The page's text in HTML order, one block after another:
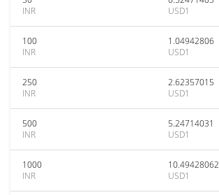
INR
USD1
100
INR
1.04942806
USD1
250
INR
2.62357015
USD1
500
INR
5.24714031
USD1
1000
INR
10.49428062
USD1